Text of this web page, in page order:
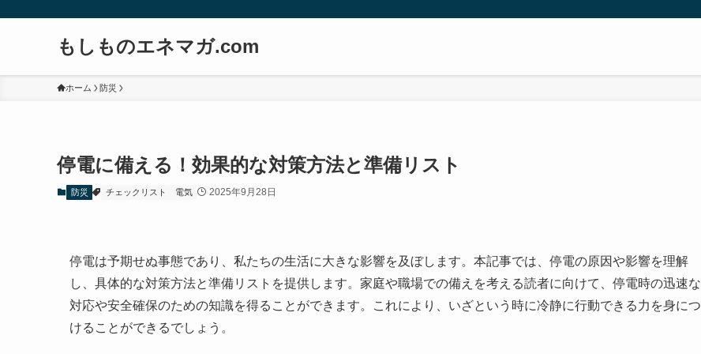
もしものエネマガ.com
ホーム 防災
停電に備える！効果的な対策方法と準備リスト
防災 チェックリスト 電気 2025年9月28日
停電は予期せぬ事態であり、私たちの生活に大きな影響を及ぼします。本記事では、停電の原因や影響を理解
し、具体的な対策方法と準備リストを提供します。家庭や職場での備えを考える読者に向けて、停電時の迅速な
対応や安全確保のための知識を得ることができます。これにより、いざという時に冷静に行動できる力を身につ
けることができるでしょう。